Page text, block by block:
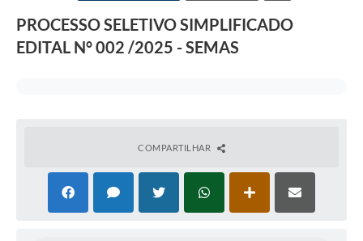
PROCESSO SELETIVO SIMPLIFICADO
EDITAL N° 002 /2025 - SEMAS
COMPARTILHAR